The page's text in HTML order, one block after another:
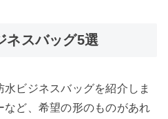
ネスバッグ5選
ビジネスバッグを紹介しま
ど、希望の形のものがあれ